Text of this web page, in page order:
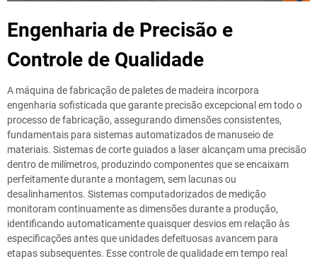
Engenharia de Precisão e
Controle de Qualidade
A máquina de fabricação de paletes de madeira incorpora
engenharia sofisticada que garante precisão excepcional em todo o
processo de fabricação, assegurando dimensões consistentes,
fundamentais para sistemas automatizados de manuseio de
materiais. Sistemas de corte guiados a laser alcançam uma precisão
dentro de milímetros, produzindo componentes que se encaixam
perfeitamente durante a montagem, sem lacunas ou
desalinhamentos. Sistemas computadorizados de medição
monitoram continuamente as dimensões durante a produção,
identificando automaticamente quaisquer desvios em relação às
especificações antes que unidades defeituosas avancem para
etapas subsequentes. Esse controle de qualidade em tempo real